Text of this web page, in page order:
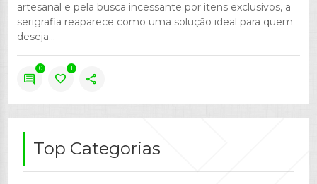
artesanal e pela busca incessante por itens exclusivos, a
serigrafia reaparece como uma solução ideal para quem
deseja...
comment
0
favorite
1
share
Top Categorias